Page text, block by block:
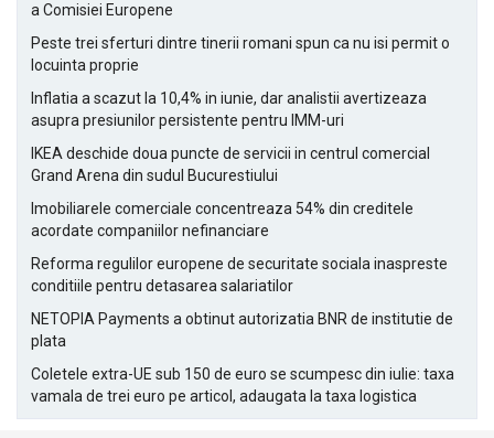
a Comisiei Europene
Peste trei sferturi dintre tinerii romani spun ca nu isi permit o
locuinta proprie
Inflatia a scazut la 10,4% in iunie, dar analistii avertizeaza
asupra presiunilor persistente pentru IMM-uri
IKEA deschide doua puncte de servicii in centrul comercial
Grand Arena din sudul Bucurestiului
Imobiliarele comerciale concentreaza 54% din creditele
acordate companiilor nefinanciare
Reforma regulilor europene de securitate sociala inaspreste
conditiile pentru detasarea salariatilor
NETOPIA Payments a obtinut autorizatia BNR de institutie de
plata
Coletele extra-UE sub 150 de euro se scumpesc din iulie: taxa
vamala de trei euro pe articol, adaugata la taxa logistica